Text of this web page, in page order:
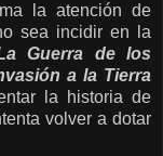
la atención de
sea incidir en la
Guerra de los
a la Tierra
la historia de
volver a dotar